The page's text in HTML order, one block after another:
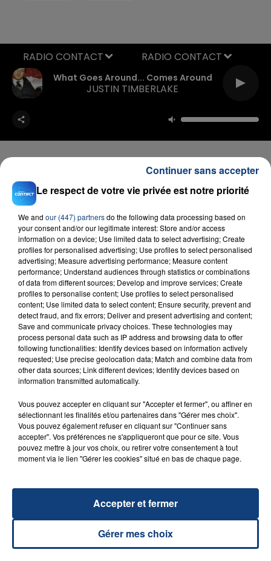
What Goes Around... Comes Around
JUSTIN TIMBERLAKE
RADIO CONTACT
FIL D'ACTU
23 juillet 2026
INCENDIE MORTEL À LENS : UNE FEMME ET
SON BÉBÉ ENTRE LA VIE ET LA...
Un homme s'est immolé par le feu après avoir
aspergé sa compagne et leur bébé de trois mois
d'un liquide inflammable.
OPÉRER DE LA CHEVILLE RESSORT DE LA...
La famille a porté plainte contre la clinique qui a
reconnu sa responsabilité et présenté ses
TITRES DIFFUSÉS
Le respect de votre vie privée est notre priorité
We and our (447) partnersdo the following data processing based on
your consent and/or our legitimate interest: Store and/or access
information on a device; Use limited data to select advertising; Create
profiles for personalised advertising; Use profiles to select personalised
advertising; Measure advertising performance; Measure content
performance; Understand audiences through statistics or combinations
of data from different sources; Develop and improve services; Create
profiles to personalise content; Use profiles to select personalised
content; Use limited data to select content; Ensure security, prevent and
detect fraud, and fix errors; Deliver and present advertising and content;
Save and communicate privacy choices. These technologies may
process personal data such as IP address and browsing data to offer
following functionalities: Identify devices based on information actively
requested; Use precise geolocation data; Match and combine data from
other data sources; Link different devices; Identify devices based on
information transmitted automatically.
Vous pouvez accepter en cliquant sur "Accepter et fermer", ou affiner en
sélectionnant les finalités et/ou partenaires dans "Gérer mes choix".
Vous pouvez également refuser en cliquant sur "Continuer sans
accepter". Vos préférences ne s'appliqueront que pour ce site. Vous
pouvez mettre à jour vos choix, ou retirer votre consentement à tout
moment via le lien "Gérer les cookies" situé en bas de chaque page.
Gérer mes choix
Accepter et fermer
Continuer sans accepter